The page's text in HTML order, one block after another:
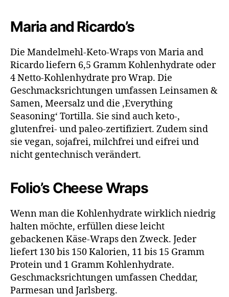
Maria and Ricardo’s
Die Mandelmehl-Keto-Wraps von Maria and
Ricardo liefern 6,5 Gramm Kohlenhydrate oder
4 Netto-Kohlenhydrate pro Wrap. Die
Geschmacksrichtungen umfassen Leinsamen &
Samen, Meersalz und die ‚Everything
Seasoning‘ Tortilla. Sie sind auch keto-,
glutenfrei- und paleo-zertifiziert. Zudem sind
sie vegan, sojafrei, milchfrei und eifrei und
nicht gentechnisch verändert.
Folio’s Cheese Wraps
Wenn man die Kohlenhydrate wirklich niedrig
halten möchte, erfüllen diese leicht
gebackenen Käse-Wraps den Zweck. Jeder
liefert 130 bis 150 Kalorien, 11 bis 15 Gramm
Protein und 1 Gramm Kohlenhydrate.
Geschmacksrichtungen umfassen Cheddar,
Parmesan und Jarlsberg.